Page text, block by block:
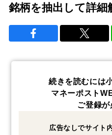
銘柄を抽出して詳細
続きを読むには
マネーポスト
ご登録
広告なしでサイト